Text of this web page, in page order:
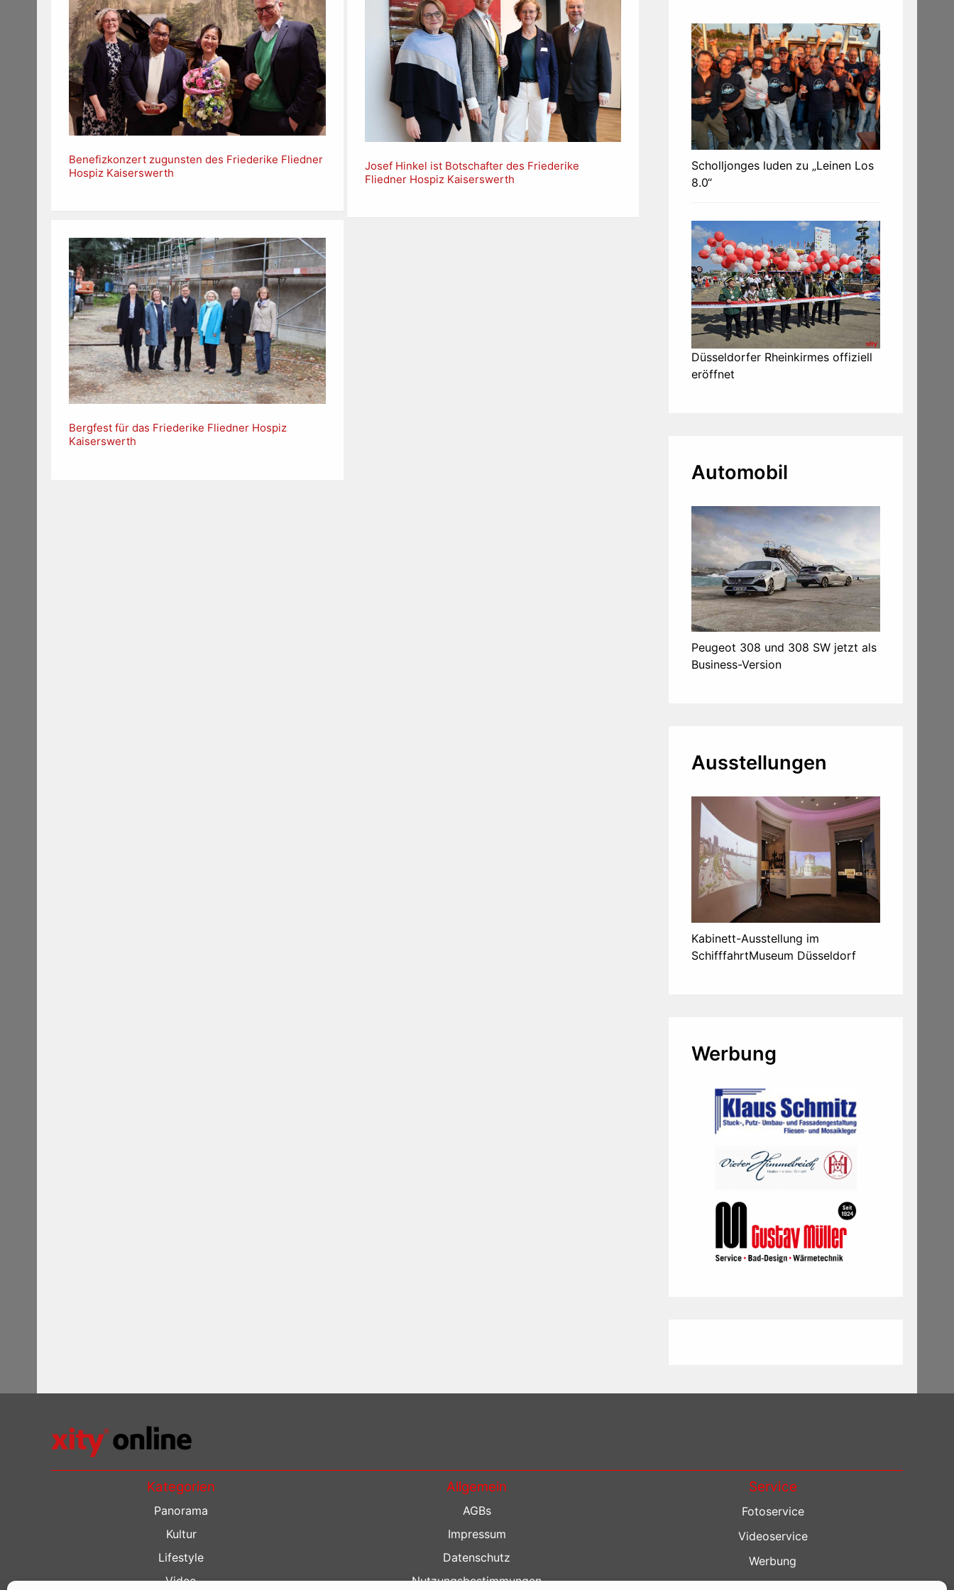
Benefizkonzert zugunsten des Friederike Fliedner
Hospiz Kaiserswerth
Josef Hinkel ist Botschafter des Friederike
Fliedner Hospiz Kaiserswerth
Bergfest für das Friederike Fliedner Hospiz
Kaiserswerth
Scholljonges luden zu „Leinen Los
8.0“
Düsseldorfer Rheinkirmes offiziell
eröffnet
Automobil
Peugeot 308 und 308 SW jetzt als
Business-Version
Ausstellungen
Kabinett-Ausstellung im
SchifffahrtMuseum Düsseldorf
Werbung
Kategorien
Panorama
Kultur
Lifestyle
Video
Allgemein
AGBs
Impressum
Datenschutz
Nutzungsbestimmungen
Service
Fotoservice
Videoservice
Werbung